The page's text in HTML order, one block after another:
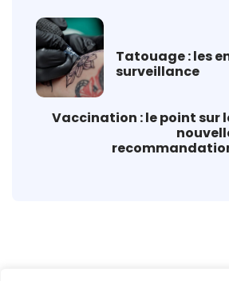
Tatouage : les
surveillance
Vaccination : le point sur